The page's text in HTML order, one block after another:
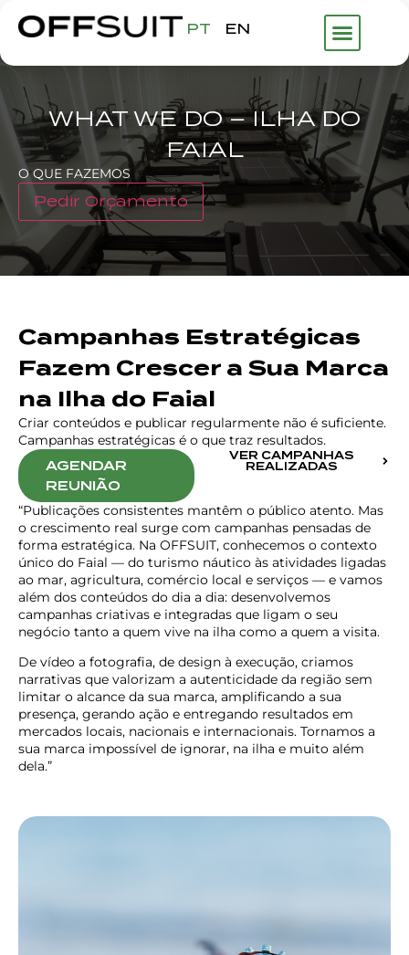
PT EN
WHAT WE DO – ILHA DO
FAIAL
O QUE FAZEMOS
Pedir Orçamento
Campanhas Estratégicas
Fazem Crescer a Sua Marca
na Ilha do Faial
Criar conteúdos e publicar regularmente não é suficiente.
Campanhas estratégicas é o que traz resultados.
AGENDAR
REUNIÃO
VER CAMPANHAS
REALIZADAS
“Publicações consistentes mantêm o público atento. Mas
o crescimento real surge com campanhas pensadas de
forma estratégica. Na OFFSUIT, conhecemos o contexto
único do Faial — do turismo náutico às atividades ligadas
ao mar, agricultura, comércio local e serviços — e vamos
além dos conteúdos do dia a dia: desenvolvemos
campanhas criativas e integradas que ligam o seu
negócio tanto a quem vive na ilha como a quem a visita.
De vídeo a fotografia, de design à execução, criamos
narrativas que valorizam a autenticidade da região sem
limitar o alcance da sua marca, amplificando a sua
presença, gerando ação e entregando resultados em
mercados locais, nacionais e internacionais. Tornamos a
sua marca impossível de ignorar, na ilha e muito além
dela.”